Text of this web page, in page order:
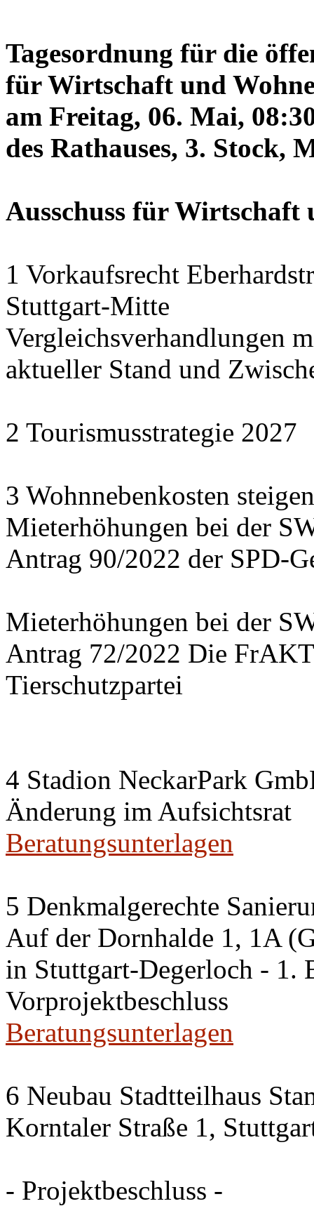
Tagesordnung für die
für Wirtschaft und
am Freitag, 06. Mai,
des Rathauses, 3. Stock,
Ausschuss für Wirtschaft
1 Vorkaufsrecht
Stuttgart-Mitte
Vergleichsverhandlungen
aktueller Stand und
2 Tourismusstrategie 2027
3 Wohnnebenkosten
Mieterhöhungen bei der
Antrag 90/2022 der SPD-
Mieterhöhungen bei der
Antrag 72/2022 Die
Tierschutzpartei
4 Stadion NeckarPark
Änderung im Aufsichtsrat
Beratungsunterlagen
5 Denkmalgerechte
Auf der Dornhalde 1, 1A
in Stuttgart-Degerloch - 1.
Vorprojektbeschluss
Beratungsunterlagen
6 Neubau Stadtteilhaus
Korntaler Straße 1,
- Projektbeschluss -